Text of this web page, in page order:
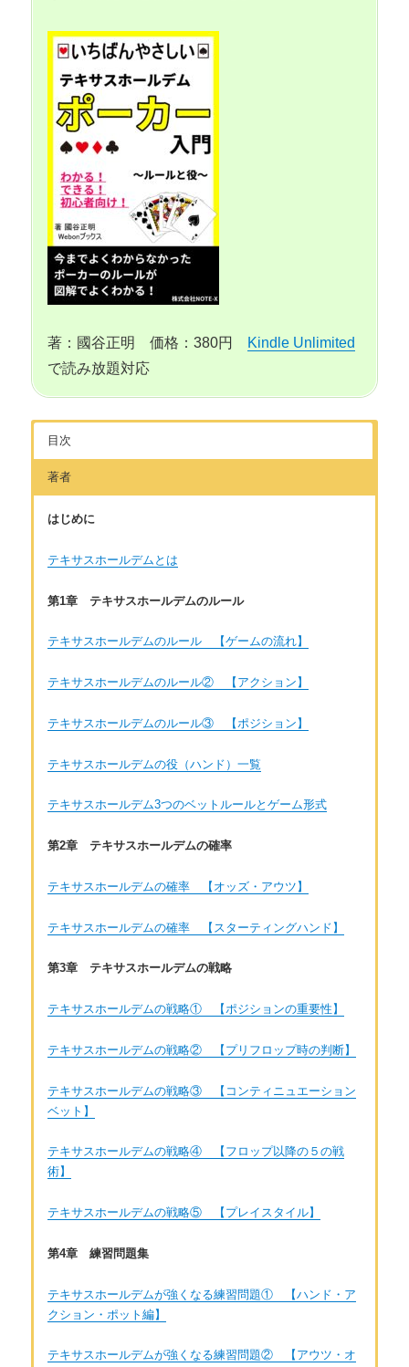
著：國谷正明 価格：380円 Kindle Unlimited
で読み放題対応
目次
著者
はじめに
テキサスホールデムとは
第1章 テキサスホールデムのルール
テキサスホールデムのルール 【ゲームの流れ】
テキサスホールデムのルール② 【アクション】
テキサスホールデムのルール③ 【ポジション】
テキサスホールデムの役（ハンド）一覧
テキサスホールデム3つのベットルールとゲーム形式
第2章 テキサスホールデムの確率
テキサスホールデムの確率 【オッズ・アウツ】
テキサスホールデムの確率 【スターティングハンド】
第3章 テキサスホールデムの戦略
テキサスホールデムの戦略① 【ポジションの重要性】
テキサスホールデムの戦略② 【プリフロップ時の判断】
テキサスホールデムの戦略③ 【コンティニュエーション
ベット】
テキサスホールデムの戦略④ 【フロップ以降の５の戦
術】
テキサスホールデムの戦略⑤ 【プレイスタイル】
第4章 練習問題集
テキサスホールデムが強くなる練習問題① 【ハンド・ア
クション・ポット編】
テキサスホールデムが強くなる練習問題② 【アウツ・オ